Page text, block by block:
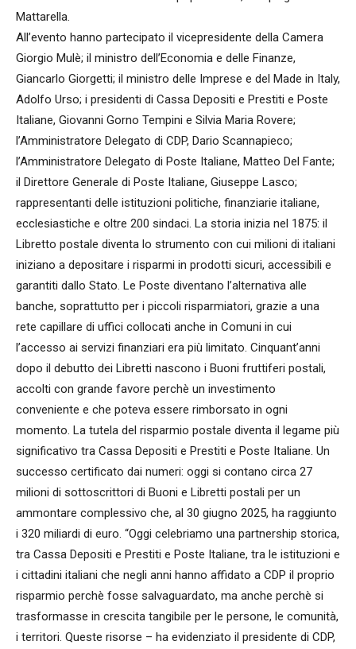
Mattarella.
All’evento hanno partecipato il vicepresidente della Camera
Giorgio Mulè; il ministro dell’Economia e delle Finanze,
Giancarlo Giorgetti; il ministro delle Imprese e del Made in Italy,
Adolfo Urso; i presidenti di Cassa Depositi e Prestiti e Poste
Italiane, Giovanni Gorno Tempini e Silvia Maria Rovere;
l’Amministratore Delegato di CDP, Dario Scannapieco;
l’Amministratore Delegato di Poste Italiane, Matteo Del Fante;
il Direttore Generale di Poste Italiane, Giuseppe Lasco;
rappresentanti delle istituzioni politiche, finanziarie italiane,
ecclesiastiche e oltre 200 sindaci. La storia inizia nel 1875: il
Libretto postale diventa lo strumento con cui milioni di italiani
iniziano a depositare i risparmi in prodotti sicuri, accessibili e
garantiti dallo Stato. Le Poste diventano l’alternativa alle
banche, soprattutto per i piccoli risparmiatori, grazie a una
rete capillare di uffici collocati anche in Comuni in cui
l’accesso ai servizi finanziari era più limitato. Cinquant’anni
dopo il debutto dei Libretti nascono i Buoni fruttiferi postali,
accolti con grande favore perchè un investimento
conveniente e che poteva essere rimborsato in ogni
momento. La tutela del risparmio postale diventa il legame più
significativo tra Cassa Depositi e Prestiti e Poste Italiane. Un
successo certificato dai numeri: oggi si contano circa 27
milioni di sottoscrittori di Buoni e Libretti postali per un
ammontare complessivo che, al 30 giugno 2025, ha raggiunto
i 320 miliardi di euro. “Oggi celebriamo una partnership storica,
tra Cassa Depositi e Prestiti e Poste Italiane, tra le istituzioni e
i cittadini italiani che negli anni hanno affidato a CDP il proprio
risparmio perchè fosse salvaguardato, ma anche perchè si
trasformasse in crescita tangibile per le persone, le comunità,
i territori. Queste risorse – ha evidenziato il presidente di CDP,